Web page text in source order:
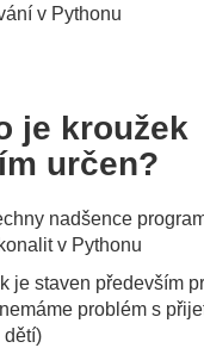
v Pythonu
je kroužek
určen?
nadšence
v Pythonu
je staven především
problém s
dětí)